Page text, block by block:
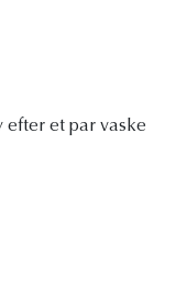
et par vaske